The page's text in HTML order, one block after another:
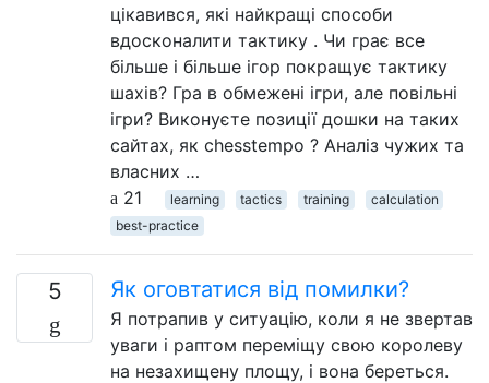
цікавився, які найкращі способи
вдосконалити тактику . Чи грає все
більше і більше ігор покращує тактику
шахів? Гра в обмежені ігри, але повільні
ігри? Виконуєте позиції дошки на таких
сайтах, як chesstempo ? Аналіз чужих та
власних …
21
learning tactics training
calculation
best-practice
5 Як оговтатися від помилки?
Я потрапив у ситуацію, коли я не звертав
уваги і раптом переміщу свою королеву
на незахищену площу, і вона береться.